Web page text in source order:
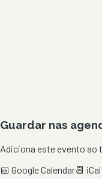
Guardar nas
Adiciona este evento ao
📅 Google Calendar📆